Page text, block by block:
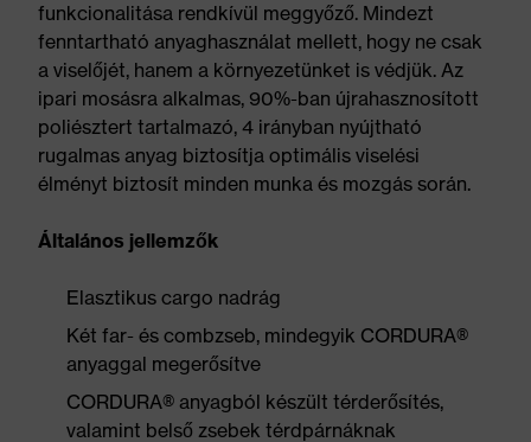
funkcionalitása rendkívül meggyőző. Mindezt
fenntartható anyaghasználat mellett, hogy ne csak
a viselőjét, hanem a környezetünket is védjük. Az
ipari mosásra alkalmas, 90%-ban újrahasznosított
poliésztert tartalmazó, 4 irányban nyújtható
rugalmas anyag biztosítja optimális viselési
élményt biztosít minden munka és mozgás során.
Általános jellemzők
Elasztikus cargo nadrág
Két far- és combzseb, mindegyik CORDURA®
anyaggal megerősítve
CORDURA® anyagból készült térderősítés,
valamint belső zsebek térdpárnáknak